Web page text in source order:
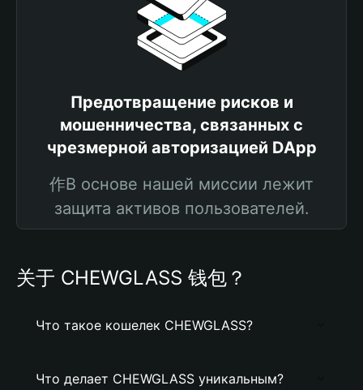
Предотвращение рисков и
мошенничества, связанных с
чрезмерной авторизацией DApp
作В основе нашей миссии лежит
защита активов пользователей.
关于 CHEWGLASS 钱包？
Что такое кошелек CHEWGLASS?
Что делает CHEWGLASS уникальным?